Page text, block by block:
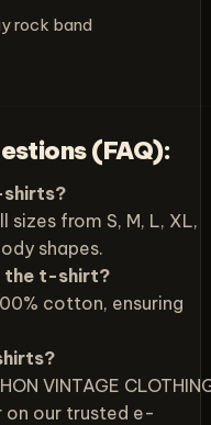
rock band
(FAQ):
shirts?
sizes from S, M, L, XL,
shapes.
the t-shirt?
cotton, ensuring
VINTAGE
on our trusted e-